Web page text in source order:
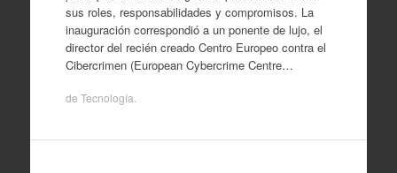
sus roles, responsabilidades y compromisos. La
inauguración correspondió a un ponente de lujo, el
director del recién creado Centro Europeo contra el
Cibercrimen (European Cybercrime Centre…
de Tecnología